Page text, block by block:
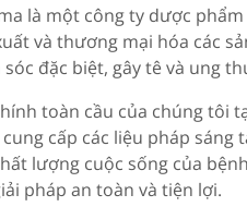
là một công ty dược
và thương mại hóa các
đặc biệt, gây tê và ung
toàn cầu của chúng tôi
cấp các liệu pháp sáng
lượng cuộc sống của
pháp an toàn và tiện lợi.